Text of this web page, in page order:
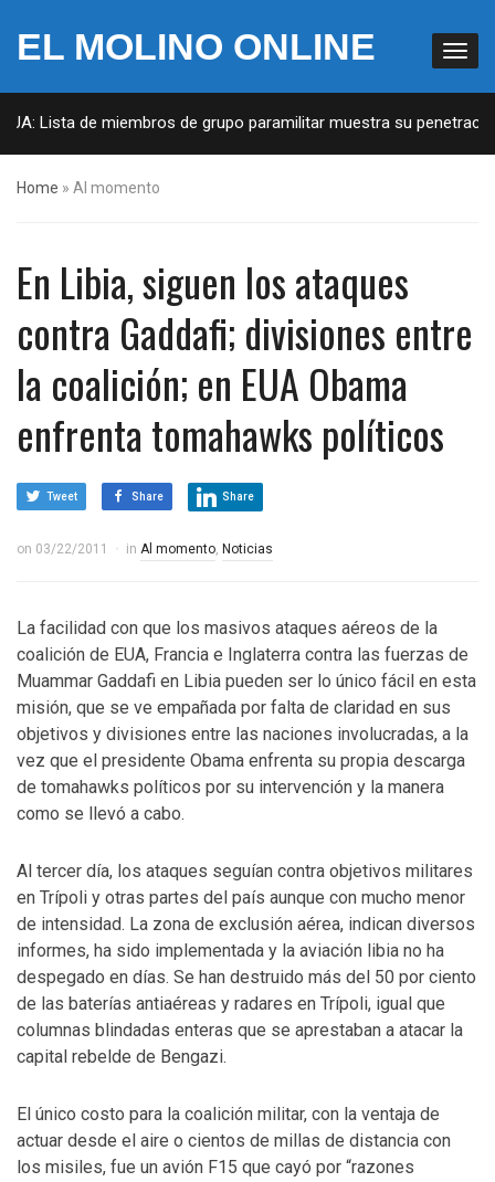
EL MOLINO ONLINE
Lista de miembros de grupo paramilitar muestra su penetración
Home » Al momento
En Libia, siguen los ataques
contra Gaddafi; divisiones entre
la coalición; en EUA Obama
enfrenta tomahawks políticos
Tweet Share Share
on 03/22/2011 in Al momento, Noticias
La facilidad con que los masivos ataques aéreos de la
coalición de EUA, Francia e Inglaterra contra las fuerzas de
Muammar Gaddafi en Libia pueden ser lo único fácil en esta
misión, que se ve empañada por falta de claridad en sus
objetivos y divisiones entre las naciones involucradas, a la
vez que el presidente Obama enfrenta su propia descarga
de tomahawks políticos por su intervención y la manera
como se llevó a cabo.
Al tercer día, los ataques seguían contra objetivos militares
en Trípoli y otras partes del país aunque con mucho menor
de intensidad. La zona de exclusión aérea, indican diversos
informes, ha sido implementada y la aviación libia no ha
despegado en días. Se han destruido más del 50 por ciento
de las baterías antiaéreas y radares en Trípoli, igual que
columnas blindadas enteras que se aprestaban a atacar la
capital rebelde de Bengazi.
El único costo para la coalición militar, con la ventaja de
actuar desde el aire o cientos de millas de distancia con
los misiles, fue un avión F15 que cayó por “razones